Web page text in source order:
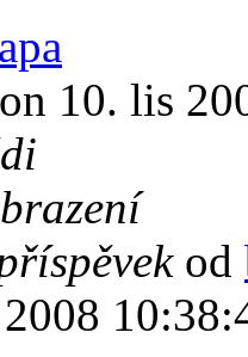
10. lis
od